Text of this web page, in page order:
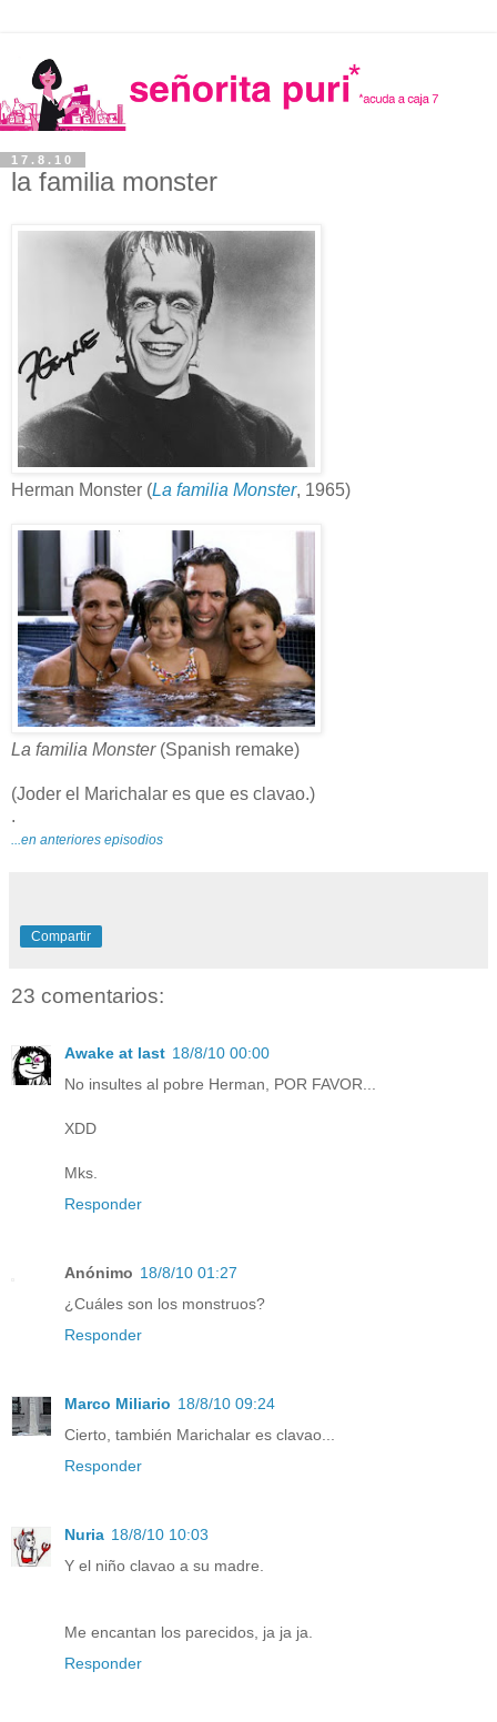
17.8.10
la familia monster
Herman Monster (La familia Monster, 1965)
La familia Monster(Spanish remake)
(Joder el Marichalar es que es clavao.)
.
...en anteriores episodios
Compartir
23 comentarios:
Awake at last 18/8/10 00:00
No insultes al pobre Herman, POR FAVOR...
XDD
Mks.
Responder
Anónimo 18/8/10 01:27
¿Cuáles son los monstruos?
Responder
Marco Miliario 18/8/10 09:24
Cierto, también Marichalar es clavao...
Responder
Nuria 18/8/10 10:03
Y el niño clavao a su madre.
Me encantan los parecidos, ja ja ja.
Responder